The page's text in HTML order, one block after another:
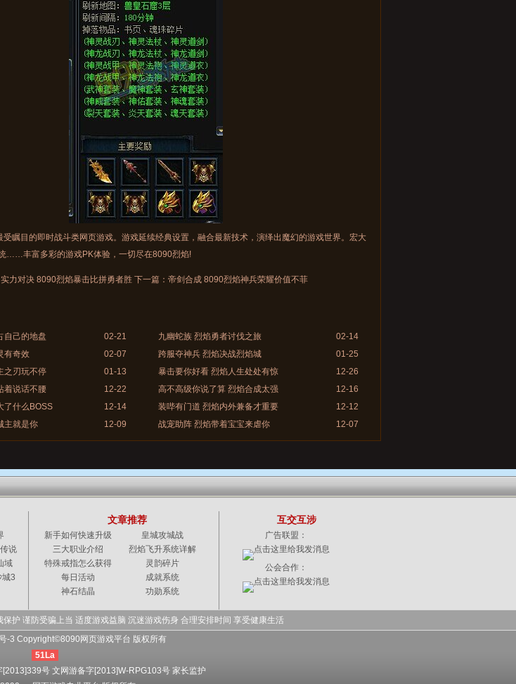
目的即时战斗类网页游戏。游戏延续经典设置，融合最新技术，演绎出魔幻的游戏世界。宏大
……丰富多彩的游戏PK体验，一切尽在8090烈焰!
实力对决 8090烈焰暴击比拼勇者胜下一篇： 帝剑合成 8090烈焰神兵荣耀价值不菲
自己的地盘
02-21 九幽蛇族 烈焰勇者讨伐之旅
02-14
有奇效
02-07 跨服夺神兵 烈焰决战烈焰城
01-25
之刃玩不停
01-13 暴击要你好看 烈焰人生处处有惊
12-26
着说话不腰
12-22 高不高级你说了算 烈焰合成太强
12-16
了什么BOSS
12-14 装哔有门道 烈焰内外兼备才重要
12-12
主就是你
12-09 战宠助阵 烈焰带着宝宝来虐你 12-07
说
域
城3
文章推荐
新手如何快速升级
皇城攻城战
三大职业介绍
烈焰飞升系统详解
特殊戒指怎么获得
灵韵碎片
每日活动
成就系统
神石结晶
功勋系统
互交互涉
广告联盟：
公会合作：
护 谨防受骗上当 适度游戏益脑 沉迷游戏伤身 合理安排时间 享受健康生活
-3 Copyright©8090网页游戏平台 版权所有
51La
号 文网游备字[2013]W-RPG103号 家长监护